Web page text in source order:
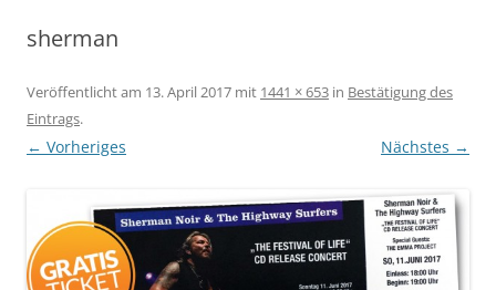
sherman
Veröffentlicht am 13. April 2017 mit 1441 × 653 in Bestätigung des
Eintrags.
← Vorheriges Nächstes →